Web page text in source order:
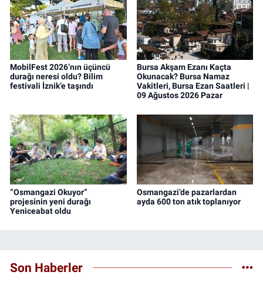
MobilFest 2026’nın üçüncü
durağı neresi oldu? Bilim
festivali İznik’e taşındı
Bursa Akşam Ezanı Kaçta
Okunacak? Bursa Namaz
Vakitleri, Bursa Ezan Saatleri |
09 Ağustos 2026 Pazar
“Osmangazi Okuyor”
projesinin yeni durağı
Yeniceabat oldu
Osmangazi’de pazarlardan
ayda 600 ton atık toplanıyor
Son Haberler